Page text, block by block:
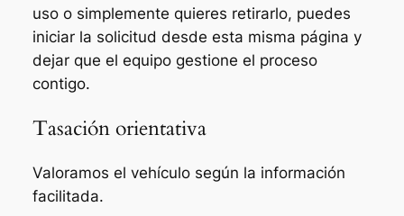
uso o simplemente quieres retirarlo, puedes
iniciar la solicitud desde esta misma página y
dejar que el equipo gestione el proceso
contigo.
Tasación orientativa
Valoramos el vehículo según la información
facilitada.